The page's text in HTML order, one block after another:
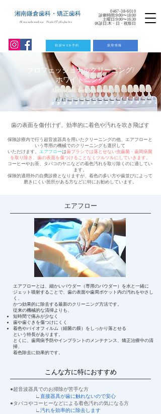
湘南鎌倉歯科・矯正歯科
Shounankamakura Dental Orthodontics
0467-38-6010
診療時間:9:00〜18:00
土曜日:9:00〜16:30
休診日:木・日・祝祭日
初診WEB予約 採用情報
プロフェッショナルクリーニング/
ホワイトニング
Airflow and Teeth Whitening
歯の表面を傷付けず、効率的に着色や汚れを吹き飛ばす
保険診療内で行う超音波器具を用いたクリーニングの他、エアフローと
いう専用の機械でのクリーニングも選択して
いただけます。 エアフローは歯ブラシでは落とせない虫歯菌・歯周病菌
を取り除き、歯の表面を傷つけることなくツルツルにしていきます。
コーヒーやお茶、タバコのヤニなどの着色汚れを取り除くのに適してい
ます。
​保険的適用外の自費診療となりますが、着色の多い方や歯並びによって
磨きにくい箇所がある方などに特にお勧めしています。
​エアフロー
エアフローとは、細かいパウダー（専用のパウダー）を水と一緒に
ジェット噴射することで、歯の表面や歯周ポケット内の汚れをやさし
く、
かつ効果的に除去する最新のクリーニング方法です。
従来の機械的な清掃よりも、
短時間で痛みが少なく
歯や歯ぐきを傷つけにくく
着色やバイオフィルム（細菌の膜）をしっかり落とせる
という特長があります。
とくに、歯周病予防やインプラントのメンテナンス、矯正治療中の清
掃、
着色除去に効果的です。
​こんな方に特におすすめ
●超音波器具でのお掃除が苦手な方
∟ 直接器具が歯に触れないので安心
●タバコやコーヒーなどによる着色汚れの気になる方
∟ 汚れを効率的に除去します